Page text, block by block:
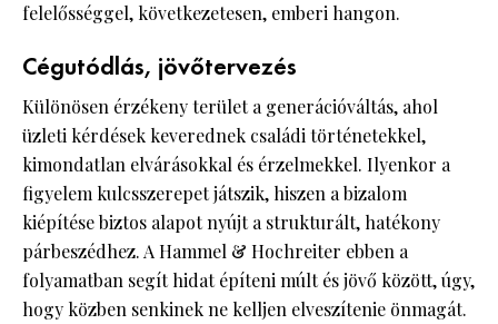
felelősséggel, következetesen, emberi hangon.
Cégutódlás, jövőtervezés
Különösen érzékeny terület a generációváltás, ahol
üzleti kérdések keverednek családi történetekkel,
kimondatlan elvárásokkal és érzelmekkel. Ilyenkor a
figyelem kulcsszerepet játszik, hiszen a bizalom
kiépítése biztos alapot nyújt a strukturált, hatékony
párbeszédhez. A Hammel & Hochreiter ebben a
folyamatban segít hidat építeni múlt és jövő között, úgy,
hogy közben senkinek ne kelljen elveszítenie önmagát.